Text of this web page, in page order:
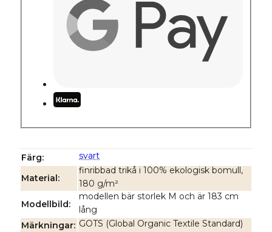
Färg svart
Material
finribbad trikå i 100% ekologisk bomull,
180 g/m²
Modellbild
modellen bär storlek M och är 183 cm
lång
Märkningar GOTS (Global Organic Textile Standard)